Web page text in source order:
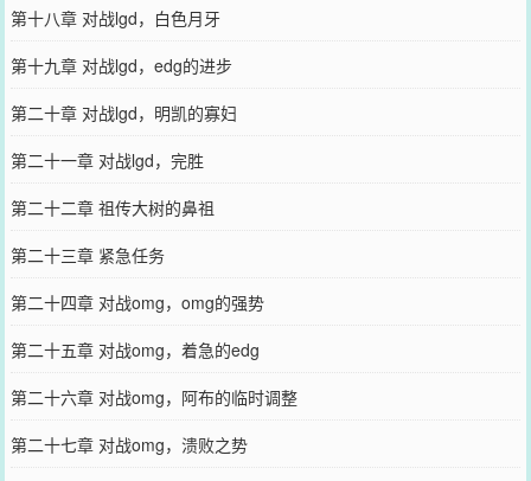
第十八章 对战lgd，白色月牙
第十九章 对战lgd，edg的进步
第二十章 对战lgd，明凯的寡妇
第二十一章 对战lgd，完胜
第二十二章 祖传大树的鼻祖
第二十三章 紧急任务
第二十四章 对战omg，omg的强势
第二十五章 对战omg，着急的edg
第二十六章 对战omg，阿布的临时调整
第二十七章 对战omg，溃败之势